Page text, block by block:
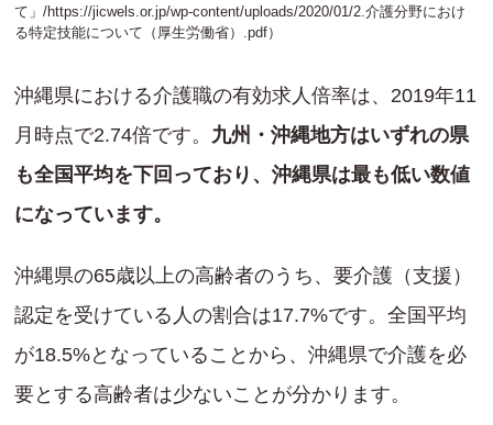
て」/https://jicwels.or.jp/wp-content/uploads/2020/01/2.介護分野におけ
る特定技能について（厚生労働省）.pdf）
沖縄県における介護職の有効求人倍率は、2019年11
月時点で2.74倍です。 九州・沖縄地方はいずれの県
も全国平均を下回っており、沖縄県は最も低い数値
になっています。
沖縄県の65歳以上の高齢者のうち、要介護（支援）
認定を受けている人の割合は17.7%です。全国平均
が18.5%となっていることから、沖縄県で介護を必
要とする高齢者は少ないことが分かります。